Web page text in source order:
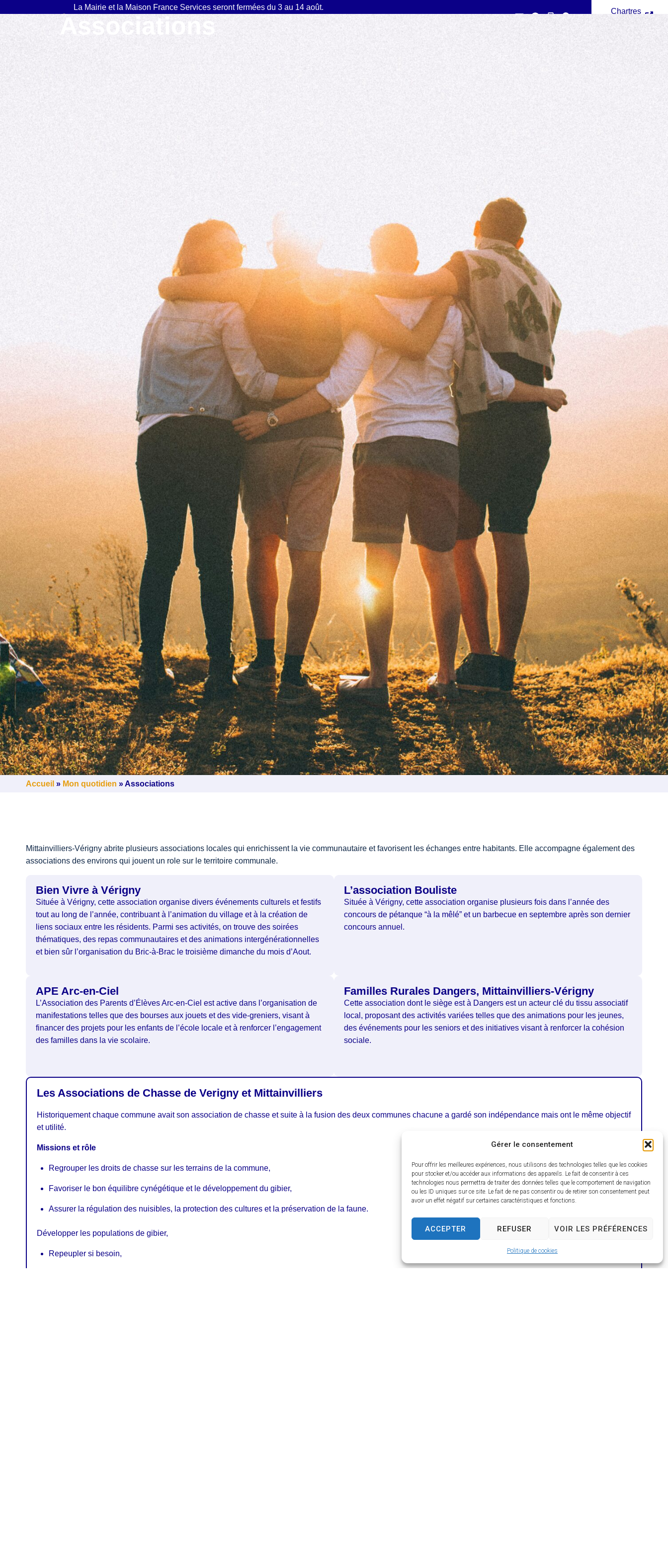
Gérer le consentement
Pour offrir les meilleures expériences, nous utilisons des technologies telles que les cookies
pour stocker et/ou accéder aux informations des appareils. Le fait de consentir à ces
technologies nous permettra de traiter des données telles que le comportement de navigation
ou les ID uniques sur ce site. Le fait de ne pas consentir ou de retirer son consentement peut
avoir un effet négatif sur certaines caractéristiques et fonctions.
ACCEPTER REFUSER VOIR LES PRÉFÉRENCES
Politique de cookies
La Mairie et la Maison France Services seront fermées du 3 au 14 août.
Réouverture le lundi 17 août.
Chartres
Mon quotidien
Associations
Accueil » Mon quotidien »Associations
Mittainvilliers-Vérigny abrite plusieurs associations locales qui enrichissent la vie communautaire et favorisent les échanges entre habitants. Elle accompagne également des
associations des environs qui jouent un role sur le territoire communale.
Bien Vivre à Vérigny
Située à Vérigny, cette association organise divers événements culturels et festifs
tout au long de l’année, contribuant à l’animation du village et à la création de
liens sociaux entre les résidents. Parmi ses activités, on trouve des soirées
thématiques, des repas communautaires et des animations intergénérationnelles
et bien sûr l’organisation du Bric-à-Brac le troisième dimanche du mois d’Aout.
L’association Bouliste
Située à Vérigny, cette association organise plusieurs fois dans l’année des
concours de pétanque “à la mêlé” et un barbecue en septembre après son dernier
concours annuel.
APE Arc-en-Ciel
L’Association des Parents d’Élèves Arc-en-Ciel est active dans l’organisation de
manifestations telles que des bourses aux jouets et des vide-greniers, visant à
financer des projets pour les enfants de l’école locale et à renforcer l’engagement
des familles dans la vie scolaire.
Familles Rurales Dangers, Mittainvilliers-Vérigny
Cette association dont le siège est à Dangers est un acteur clé du tissu associatif
local, proposant des activités variées telles que des animations pour les jeunes,
des événements pour les seniors et des initiatives visant à renforcer la cohésion
sociale.
Les Associations de Chasse de Verigny et Mittainvilliers
Historiquement chaque commune avait son association de chasse et suite à la fusion des deux communes chacune a gardé son indépendance mais ont le même objectif
et utilité.
Missions et rôle
Regrouper les droits de chasse sur les terrains de la commune,
Favoriser le bon équilibre cynégétique et le développement du gibier,
Assurer la régulation des nuisibles, la protection des cultures et la préservation de la faune.
Développer les populations de gibier,
Repeupler si besoin,